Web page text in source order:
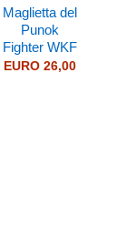
Maglietta del
Punok
Fighter WKF
EURO26,00